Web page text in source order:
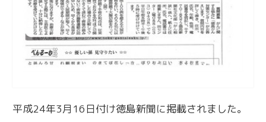
平成24年3月16日付け徳島新聞に掲載されました。